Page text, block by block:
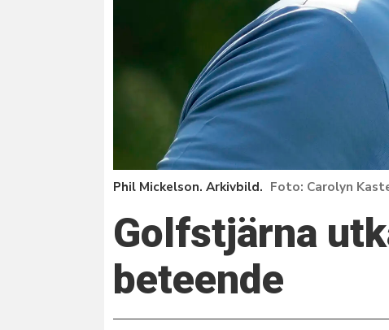
Phil Mickelson. Arkivbild. Carolyn
Golfstjärna
beteende